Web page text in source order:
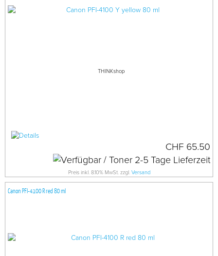
THINKshop
CHF 65.50
Preis inkl. 8.10% MwSt. zzgl. Versand
Canon PFI-4100 R red 80 ml